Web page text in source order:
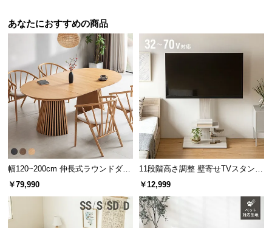
横幅 奥行 高さ
約36㎝ 約28.7㎝
スライドレールで開閉なめらか
たくさん収納すると重くなってしまいがちな引き出
しの開閉も、少しの力で簡単に行えます。
あなたにおすすめの商品
幅120~200cm 伸長式ラウンドダイ
ニングテーブル 6人掛け 天然木突
板 美しい格子デザイン
￥79,990
11段階高さ調整 壁寄せTVスタンド
キャスター付き 上下左右角度調節
￥12,999